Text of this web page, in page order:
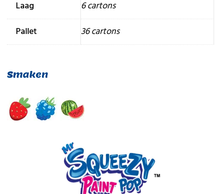
Laag
6 cartons
Pallet
36 cartons
Smaken